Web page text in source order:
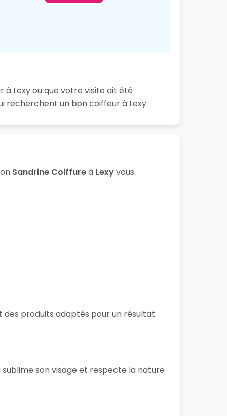
à Lexy ou que votre visite ait été
recherchent un bon coiffeur à Lexy.
Sandrine Coiffureà Lexyvous
des produits adaptés pour un résultat
son visage et respecte la nature